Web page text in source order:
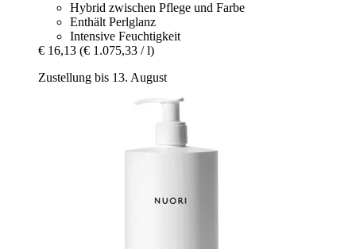
Hybrid zwischen Pflege und Farbe
Enthält Perlglanz
Intensive Feuchtigkeit
€ 16,13 (€ 1.075,33 / l)
Zustellung bis 13. August